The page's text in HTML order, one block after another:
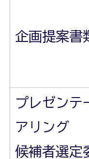
企画提案書
プレゼンテ
アリング
候補者選定